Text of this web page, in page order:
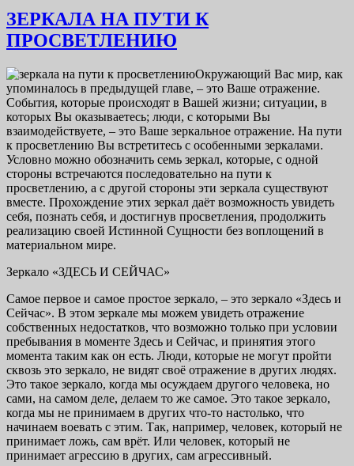
ЗЕРКАЛА НА ПУТИ К
ПРОСВЕТЛЕНИЮ
Окружающий Вас мир, как
упоминалось в предыдущей главе, – это Ваше отражение.
События, которые происходят в Вашей жизни; ситуации, в
которых Вы оказываетесь; люди, с которыми Вы
взаимодействуете, – это Ваше зеркальное отражение. На пути
к просветлению Вы встретитесь с особенными зеркалами.
Условно можно обозначить семь зеркал, которые, с одной
стороны встречаются последовательно на пути к
просветлению, а с другой стороны эти зеркала существуют
вместе. Прохождение этих зеркал даёт возможность увидеть
себя, познать себя, и достигнув просветления, продолжить
реализацию своей Истинной Сущности без воплощений в
материальном мире.
Зеркало «ЗДЕСЬ И СЕЙЧАС»
Самое первое и самое простое зеркало, – это зеркало «Здесь и
Сейчас». В этом зеркале мы можем увидеть отражение
собственных недостатков, что возможно только при условии
пребывания в моменте Здесь и Сейчас, и принятия этого
момента таким как он есть. Люди, которые не могут пройти
сквозь это зеркало, не видят своё отражение в других людях.
Это такое зеркало, когда мы осуждаем другого человека, но
сами, на самом деле, делаем то же самое. Это такое зеркало,
когда мы не принимаем в других что-то настолько, что
начинаем воевать с этим. Так, например, человек, который не
принимает ложь, сам врёт. Или человек, который не
принимает агрессию в других, сам агрессивный.